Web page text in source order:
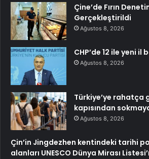
Çine’de Fırın
Gerçekleştirildi
Ağustos 8, 2026
CHP’de 12 ile yeni il
Ağustos 8, 2026
Türkiye’ye rahatça
kapısından
Ağustos 8, 2026
Çin’in Jingdezhen kentindeki tarihi
alanları UNESCO Dünya Mirası